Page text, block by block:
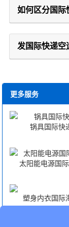
如何区分国际
发国际快递空
更多服务
锅具国际快
太阳能电源国
塑身内衣国际